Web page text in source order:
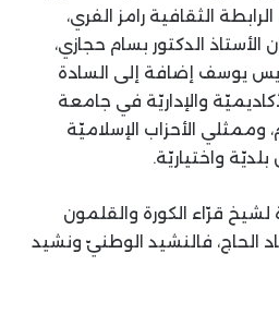
الثقافية رامز الفري،
الأستاذ الدكتور بسام حجازي،
يوسف إضافة إلى السادة
والإداريّة في جامعة
وممثلي الأحزاب الإسلاميّة
واختياريّة.
لشيخ قرّاء الكورة والقلمون
الحاج، فالنشيد الوطنيّ ونشيد